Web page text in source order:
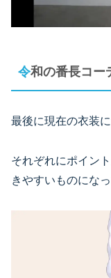
令和の番長コー
最後に現在の衣装
それぞれにポイン
きやすいものにな